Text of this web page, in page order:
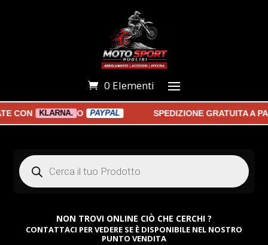
0 Elementi
KLARNA. O PAYPAL SPEDIZIONE GRATUITA A
Products
search
NON TROVI ONLINE CIÒ CHE CERCHI ?
CONTATTACI PER VEDERE SE È DISPONIBILE NEL NOSTRO
PUNTO VENDITA